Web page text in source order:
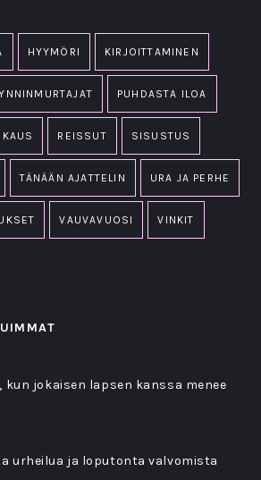
HYYMÖRI KIRJOITTAMINEN
PUHDASTA ILOA
REISSUT SISUSTUS
TÄNÄÄN AJATTELIN URA JA PERHE
VAUVAVUOSI VINKIT
kun jokaisen lapsen kanssa menee
urheilua ja loputonta valvomista